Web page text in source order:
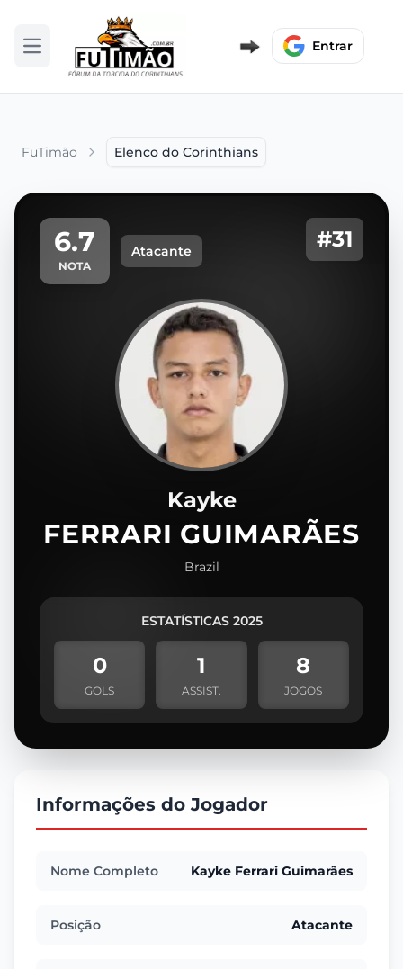
Abrir menu Entrar
FuTimão Elenco do Corinthians
6.7
NOTA
Atacante #31
Kayke
FERRARI GUIMARÃES
Brazil
ESTATÍSTICAS 2025
0
GOLS
1
ASSIST.
8
JOGOS
Informações do Jogador
Nome Completo Kayke Ferrari Guimarães
Posição Atacante